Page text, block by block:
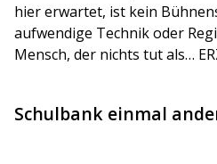
hier erwartet, ist kein
aufwendige Technik oder
Mensch, der nichts tut als…
Schulbank einmal